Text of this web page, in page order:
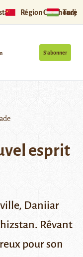
Région Ouïghoure
S’abonner
esprit
ville, Daniiar
Rêvant
pour son